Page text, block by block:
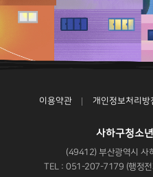
이용약관 개인정보처리방
사하구청소
(49412) 부산광역시 사
TEL : 051-207-7179 (행정